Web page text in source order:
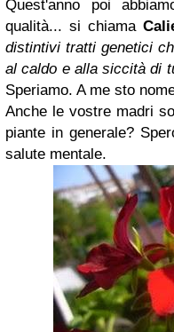
Quest'anno poi
qualità... si chiama
distintivi tratti genetici
al caldo e alla siccità di
Speriamo. A me sto
Anche le vostre madri
piante in generale?
salute mentale.